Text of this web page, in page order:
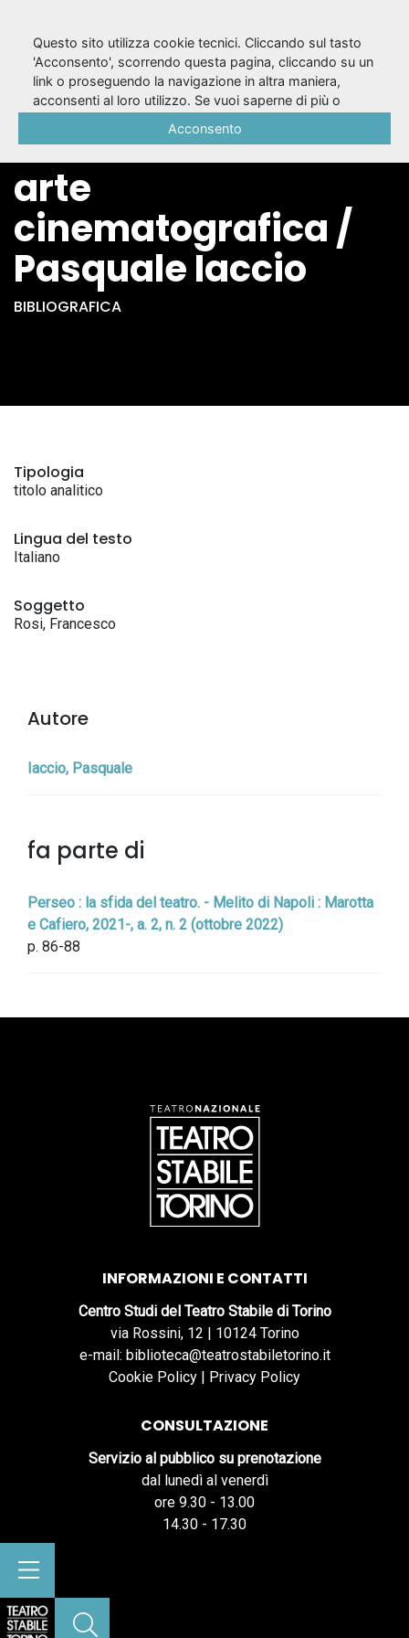
Francesco Rosi tra
denuncia civile e
arte
cinematografica /
Pasquale Iaccio
BIBLIOGRAFICA
Tipologia
titolo analitico
Lingua del testo
Italiano
Soggetto
Rosi, Francesco
Autore
Iaccio, Pasquale
fa parte di
Perseo : la sfida del teatro. - Melito di Napoli : Marotta
e Cafiero, 2021-, a. 2, n. 2 (ottobre 2022)
p. 86-88
INFORMAZIONI E CONTATTI
Centro Studi del Teatro Stabile di Torino
via Rossini, 12 | 10124 Torino
e-mail: biblioteca@teatrostabiletorino.it
Cookie Policy | Privacy Policy
CONSULTAZIONE
Servizio al pubblico su prenotazione
dal lunedì al venerdì
ore 9.30 - 13.00
14.30 - 17.30
Questo sito utilizza cookie tecnici. Cliccando sul tasto
'Acconsento', scorrendo questa pagina, cliccando su un
link o proseguendo la navigazione in altra maniera,
acconsenti al loro utilizzo. Se vuoi saperne di più o
Acconsento